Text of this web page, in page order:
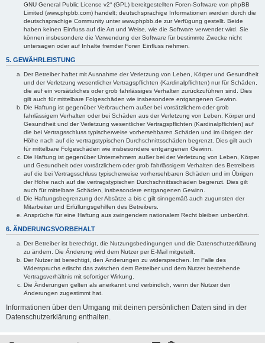
GNU General Public License v2“ (GPL) bereitgestellten Foren-Software von phpBB
Limited (www.phpbb.com) handelt; deutschsprachige Informationen werden durch die
deutschsprachige Community unter www.phpbb.de zur Verfügung gestellt. Beide
haben keinen Einfluss auf die Art und Weise, wie die Software verwendet wird. Sie
können insbesondere die Verwendung der Software für bestimmte Zwecke nicht
untersagen oder auf Inhalte fremder Foren Einfluss nehmen.
5. GEWÄHRLEISTUNG
Der Betreiber haftet mit Ausnahme der Verletzung von Leben, Körper und Gesundheit
und der Verletzung wesentlicher Vertragspflichten (Kardinalpflichten) nur für Schäden,
die auf ein vorsätzliches oder grob fahrlässiges Verhalten zurückzuführen sind. Dies
gilt auch für mittelbare Folgeschäden wie insbesondere entgangenen Gewinn.
Die Haftung ist gegenüber Verbrauchern außer bei vorsätzlichem oder grob
fahrlässigem Verhalten oder bei Schäden aus der Verletzung von Leben, Körper und
Gesundheit und der Verletzung wesentlicher Vertragspflichten (Kardinalpflichten) auf
die bei Vertragsschluss typischerweise vorhersehbaren Schäden und im übrigen der
Höhe nach auf die vertragstypischen Durchschnittsschäden begrenzt. Dies gilt auch
für mittelbare Folgeschäden wie insbesondere entgangenen Gewinn.
Die Haftung ist gegenüber Unternehmern außer bei der Verletzung von Leben, Körper
und Gesundheit oder vorsätzlichem oder grob fahrlässigem Verhalten des Betreibers
auf die bei Vertragsschluss typischerweise vorhersehbaren Schäden und im Übrigen
der Höhe nach auf die vertragstypischen Durchschnittsschäden begrenzt. Dies gilt
auch für mittelbare Schäden, insbesondere entgangenen Gewinn.
Die Haftungsbegrenzung der Absätze a bis c gilt sinngemäß auch zugunsten der
Mitarbeiter und Erfüllungsgehilfen des Betreibers.
Ansprüche für eine Haftung aus zwingendem nationalem Recht bleiben unberührt.
6. ÄNDERUNGSVORBEHALT
Der Betreiber ist berechtigt, die Nutzungsbedingungen und die Datenschutzerklärung
zu ändern. Die Änderung wird dem Nutzer per E-Mail mitgeteilt.
Der Nutzer ist berechtigt, den Änderungen zu widersprechen. Im Falle des
Widerspruchs erlischt das zwischen dem Betreiber und dem Nutzer bestehende
Vertragsverhältnis mit sofortiger Wirkung.
Die Änderungen gelten als anerkannt und verbindlich, wenn der Nutzer den
Änderungen zugestimmt hat.
Informationen über den Umgang mit deinen persönlichen Daten sind in der
Datenschutzerklärung enthalten.